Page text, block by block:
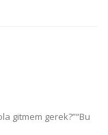
gitmem gerek?”“Bu